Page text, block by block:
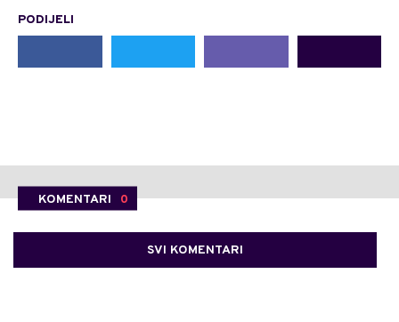
PODIJELI
KOMENTARI 0
SVI KOMENTARI